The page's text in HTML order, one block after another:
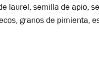
laurel, semilla de apio,
granos de pimienta,